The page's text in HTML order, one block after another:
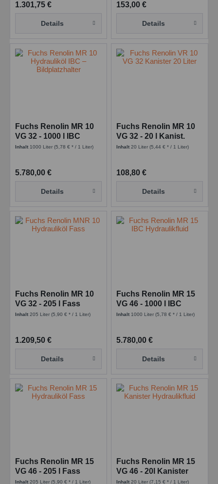
1.301,75 €
Details
153,00 €
Details
Fuchs Renolin MR 10
VG 32 - 1000 l IBC
Inhalt 1000 Liter(5,78 € * / 1 Liter)
5.780,00 €
Details
Fuchs Renolin MR 10
VG 32 - 20 l Kanist.
Inhalt20 Liter(5,44 € * / 1 Liter)
108,80 €
Details
Fuchs Renolin MR 10
VG 32 - 205 l Fass
Inhalt205 Liter(5,90 € * / 1 Liter)
1.209,50 €
Details
Fuchs Renolin MR 15
VG 46 - 1000 l IBC
Inhalt 1000 Liter(5,78 € * / 1 Liter)
5.780,00 €
Details
Fuchs Renolin MR 15
VG 46 - 205 l Fass
Inhalt205 Liter(5,90 € * / 1 Liter)
Fuchs Renolin MR 15
VG 46 - 20l Kanister
Inhalt20 Liter(7,15 € * / 1 Liter)